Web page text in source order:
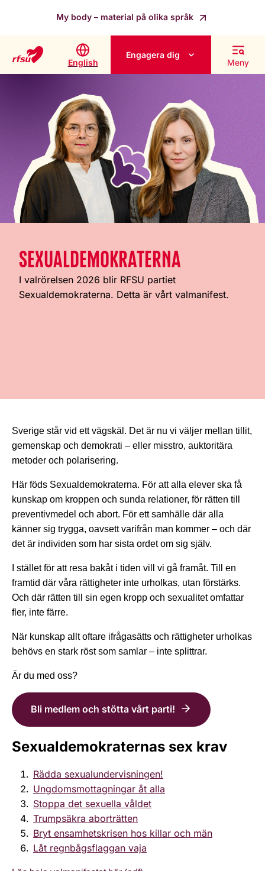
My body – material på olika språk
English
Engagera dig
Meny
SEXUALDEMOKRATERNA
I valrörelsen 2026 blir RFSU partiet
Sexualdemokraterna. Detta är vårt valmanifest.
Sverige står vid ett vägskäl. Det är nu vi väljer mellan tillit,
gemenskap och demokrati – eller misstro, auktoritära
metoder och polarisering.
Här föds Sexualdemokraterna. För att alla elever ska få
kunskap om kroppen och sunda relationer, för rätten till
preventivmedel och abort. För ett samhälle där alla
känner sig trygga, oavsett varifrån man kommer – och där
det är individen som har sista ordet om sig själv.
I stället för att resa bakåt i tiden vill vi gå framåt. Till en
framtid där våra rättigheter inte urholkas, utan förstärks.
Och där rätten till sin egen kropp och sexualitet omfattar
fler, inte färre.
När kunskap allt oftare ifrågasätts och rättigheter urholkas
behövs en stark röst som samlar – inte splittrar.
Är du med oss?
Bli medlem och stötta vårt parti!
Sexualdemokraternas sex krav
Rädda sexualundervisningen!
Ungdomsmottagningar åt alla
Stoppa det sexuella våldet
Trumpsäkra aborträtten
Bryt ensamhetskrisen hos killar och män
Låt regnbågsflaggan vaja